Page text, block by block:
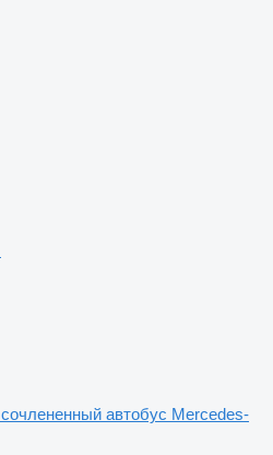
сочлененный автобус Mercedes-